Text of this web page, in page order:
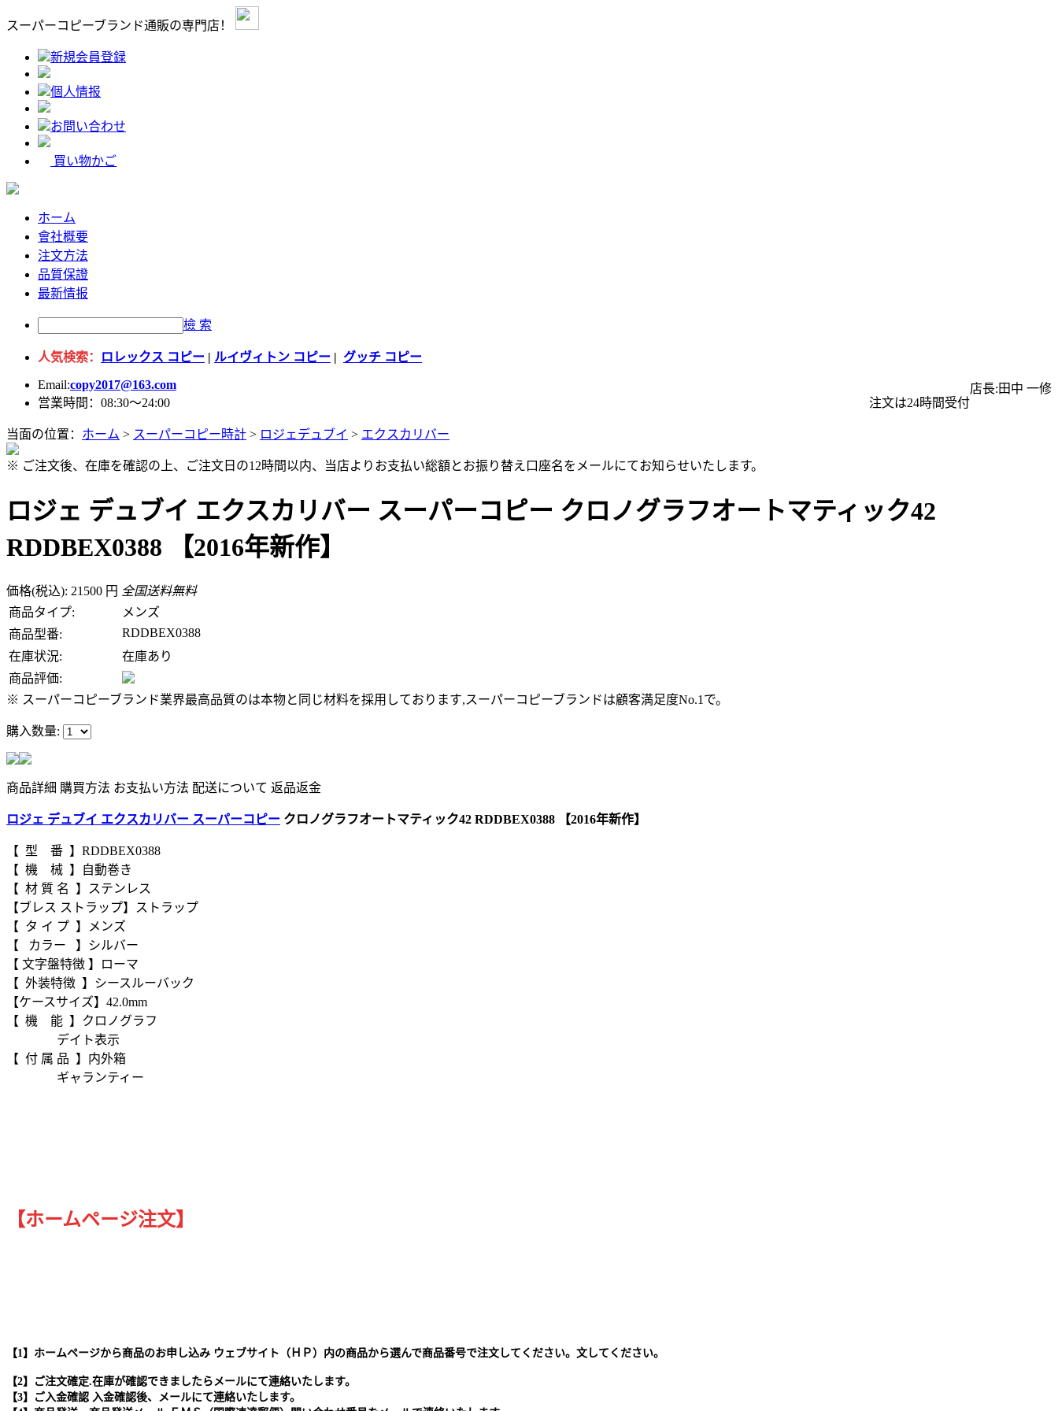
スーパーコピーブランド通販の専門店！
新規会員登録
個人情报
お問い合わせ
買い物かご
ホーム
會社概要
注文方法
品質保證
最新情报
檢 索
人気検索： ロレックス コピー | ルイヴィトン コピー | グッチ コピー
Email:copy2017@163.com
店長:田中 一修
営業時間：08:30～24:00
注文は24時間受付
当面の位置： ホーム > スーパーコピー時計 > ロジェデュブイ > エクスカリバー
※ ご注文後、在庫を確認の上、ご注文日の12時間以内、当店よりお支払い総額とお振り替え口座名をメールにてお知らせいたします。
ロジェ デュブイ エクスカリバー スーパーコピー クロノグラフオートマティック42
RDDBEX0388 【2016年新作】
価格(税込): 21500 円 全国送料無料
商品タイプ:
メンズ
商品型番:
RDDBEX0388
在庫状況:
在庫あり
商品評価:
※ スーパーコピーブランド業界最高品質のは本物と同じ材料を採用しております,スーパーコピーブランドは顧客満足度No.1で。
購入数量:
商品詳細 購買方法 お支払い方法 配送について 返品返金
ロジェ デュブイ エクスカリバー スーパーコピー クロノグラフオートマティック42 RDDBEX0388 【2016年新作】
【 型 番 】RDDBEX0388
【 機 械 】自動巻き
【 材 質 名 】ステンレス
【ブレス ストラップ】ストラップ
【 タ イ プ 】メンズ
【 カラー 】シルバー
【 文字盤特徴 】ローマ
【 外装特徴 】シースルーバック
【ケースサイズ】42.0mm
【 機 能 】クロノグラフ
デイト表示
【 付 属 品 】内外箱
ギャランティー
【ホームページ注文】
【1】ホームページから商品のお申し込み ウェブサイト（ＨＰ）内の商品から選んで商品番号で注文してください。文してください。
【2】ご注文確定.在庫が確認できましたらメールにて連絡いたします。
【3】ご入金確認 入金確認後、メールにて連絡いたします。